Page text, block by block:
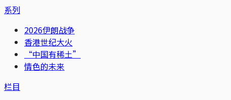
系列
2026伊朗战争
香港世纪大火
“中国有稀土”
情色的未来
栏目